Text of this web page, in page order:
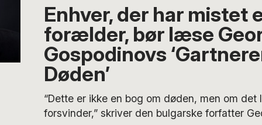
Enhver, der har mistet
forælder, bør læse
Gospodinovs
Døden’
“Dette er ikke en bog om døden, men om det
forsvinder,” skriver den bulgarske forfatter